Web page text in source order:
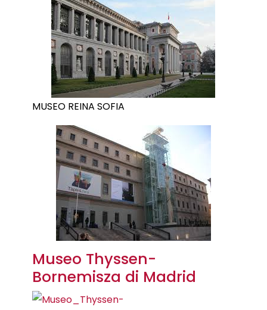
MUSEO REINA SOFIA
Museo Thyssen-
Bornemisza di Madrid